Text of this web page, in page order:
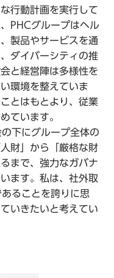
行動計画を実行して
PHCグループはヘル
製品やサービスを通
ダイバーシティの推
と経営陣は多様性を
環境を整えていま
とはもとより、従業
ています。
下にグループ全体の
財」から「厳格な財
まで、強力なガバナ
ます。私は、社外取
ることを誇りに思
いきたいと考えてい